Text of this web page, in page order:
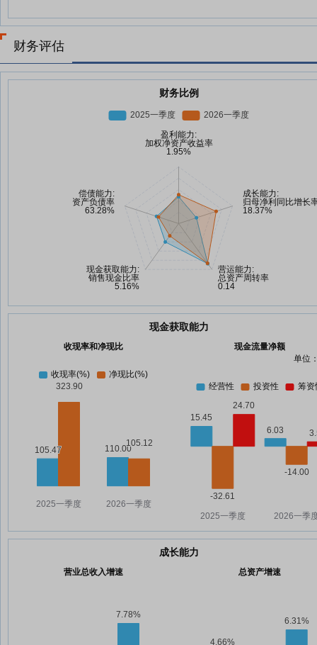
财务评估
财务比例
现金获取能力
收现率和净现比
现金流量净额
单位
成长能力
营业总收入增速 总资产增速